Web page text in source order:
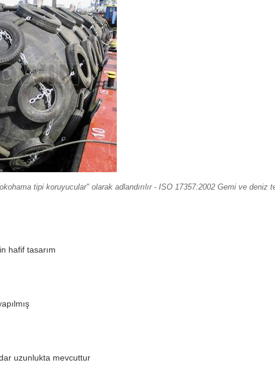
tipi koruyucular" olarak adlandırılır - ISO 17357:2002 Gemi ve deniz
hafif tasarım
uzunlukta mevcuttur